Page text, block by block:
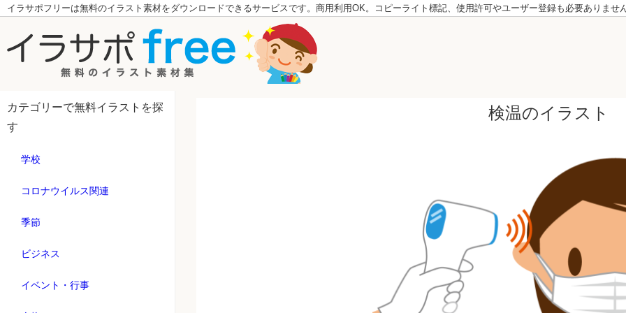
イラサポフリーは無料のイラスト素材をダウンロードできるサービスです。商用利用OK。コピーライト標記、使用許可やユーザー登録も必要ありませ
カテゴリーで無料イラストを探
す
学校
コロナウイルス関連
季節
ビジネス
イベント・行事
検温のイラスト